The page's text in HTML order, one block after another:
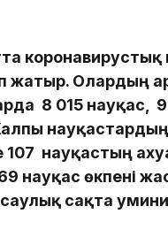
жатыр. Олардың
8 015 науқас,
107 науқастың
науқас өкпені
сақта